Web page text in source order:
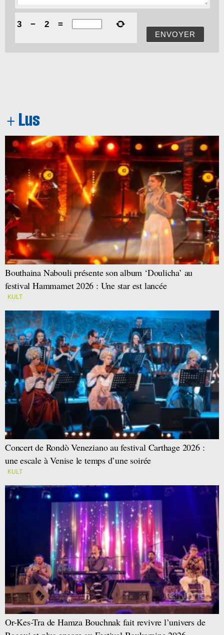
ENVOYER
3 − 2 =
Bouthaina Nabouli présente son album ‘Doulicha’ au
festival Hammamet 2026 : Une star est lancée
KULT
Concert de Rondò Veneziano au festival Carthage 2026 :
une escale à Venise le temps d’une soirée
KULT
Or-Kes-Tra de Hamza Bouchnak fait revivre l’univers de